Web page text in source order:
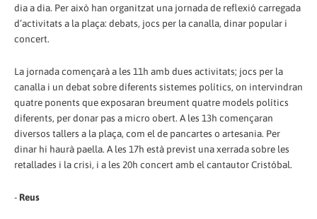
dia a dia. Per això han organitzat una jornada de reflexió carregada
d’activitats a la plaça: debats, jocs per la canalla, dinar popular i
concert.
La jornada començarà a les 11h amb dues activitats; jocs per la
canalla i un debat sobre diferents sistemes polítics, on intervindran
quatre ponents que exposaran breument quatre models polítics
diferents, per donar pas a micro obert. A les 13h començaran
diversos tallers a la plaça, com el de pancartes o artesania. Per
dinar hi haurà paella. A les 17h està previst una xerrada sobre les
retallades i la crisi, i a les 20h concert amb el cantautor Cristóbal.
- Reus